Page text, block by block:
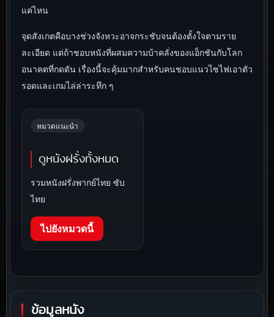
แค่ไหน
จุดสังเกตคือบางช่วงจังหวะอาจกระชับจนต้องตั้งใจตามราย
ละเอียด แต่ถ้าชอบหนังที่ผสมความบ้าคลั่งของแอ็กชันกับโลก
อนาคตที่กดดัน เรื่องนี้จะคุ้มมากสำหรับคนชอบแนวไซไฟเอาตัว
รอดและเกมไล่ล่าระทึก ๆ
หมวดแนะนำ
ดูหนังฝรั่งทั้งหมด
รวมหนังฝรั่งพากย์ไทย ซับ
ไทย
ไปยังหมวดนี้
ข้อมูลหนัง